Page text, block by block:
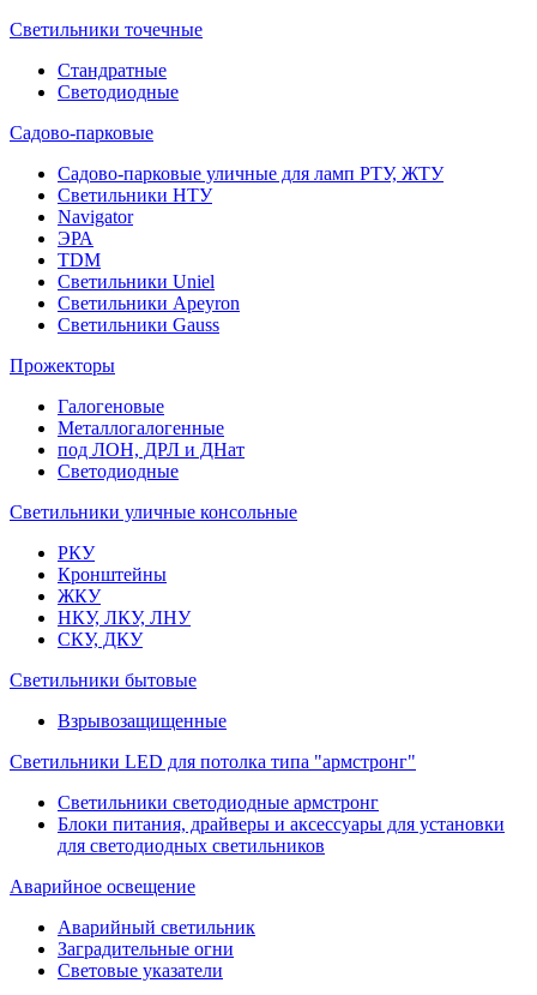
Светильники точечные
Стандратные
Светодиодные
Садово-парковые
Садово-парковые уличные для ламп РТУ, ЖТУ
Светильники НТУ
Navigator
ЭРА
TDM
Светильники Uniel
Светильники Apeyron
Светильники Gauss
Прожекторы
Галогеновые
Металлогалогенные
под ЛОН, ДРЛ и ДНат
Светодиодные
Светильники уличные консольные
РКУ
Кронштейны
ЖКУ
НКУ, ЛКУ, ЛНУ
СКУ, ДКУ
Светильники бытовые
Взрывозащищенные
Светильники LED для потолка типа "армстронг"
Светильники светодиодные армстронг
Блоки питания, драйверы и аксессуары для установки
для светодиодных светильников
Аварийное освещение
Аварийный светильник
Заградительные огни
Световые указатели